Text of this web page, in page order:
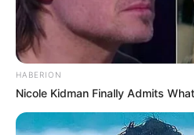
ΕΠΙΦΥΣΗ Ή ΚΩΝΑΡΙΟ: ΤΙ
ΣΗΜΑΝΤΙΚΌ ΑΔΕΝΑ ΜΑΣ;
HABERION
Nicole Kidman Finally Admits